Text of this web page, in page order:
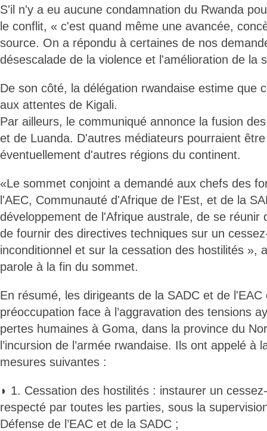
S'il n'y a eu aucune condamnation du Rwanda
le conflit, « c'est quand même une avancée,
source. On a répondu à certaines de nos
désescalade de la violence et l'amélioration de la
De son côté, la délégation rwandaise estime que
aux attentes de Kigali.
Par ailleurs, le communiqué annonce la fusion
et de Luanda. D'autres médiateurs pourraient
éventuellement d'autres régions du continent.
«Le sommet conjoint a demandé aux chefs des
l'AEC, Communauté d'Afrique de l'Est, et de la
développement de l'Afrique australe, de se réunir
de fournir des directives techniques sur un
inconditionnel et sur la cessation des hostilités »,
parole à la fin du sommet.
En résumé, les dirigeants de la SADC et de
préoccupation face à l’aggravation des tensions
pertes humaines à Goma, dans la province du
l’incursion de l’armée rwandaise. Ils ont appelé
mesures suivantes :
◗ 1. Cessation des hostilités : instaurer un
respecté par toutes les parties, sous la
Défense de l’EAC et de la SADC ;